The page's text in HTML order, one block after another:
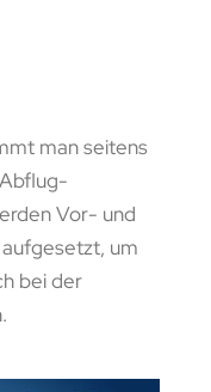
man seitens
Vor- und
um
bei der